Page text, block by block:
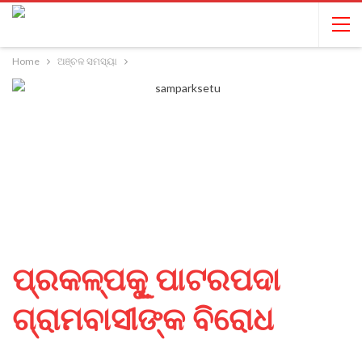
Home ଅଞ୍ଚଳ ସମସ୍ୟା
ପ୍ରକଳ୍ପକୁୂ ପାଟରପଦା
ଗ୍ରାମବାସୀଙ୍କ ବିରୋଧ